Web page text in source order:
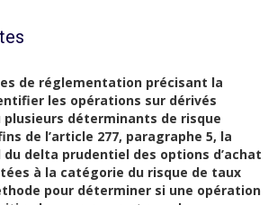
de réglementation précisant la
les opérations sur dérivés
déterminants de risque
de l’article 277, paragraphe 5, la
delta prudentiel des options d’achat
à la catégorie du risque de taux
pour déterminer si une opération